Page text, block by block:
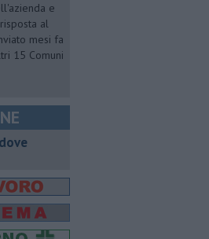
e
al
mesi fa
15 Comuni